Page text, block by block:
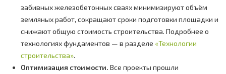
забивных железобетонных сваях минимизируют объём
земляных работ, сокращают сроки подготовки площадки и
снижают общую стоимость строительства. Подробнее о
технологиях фундаментов — в разделе «Технологии
строительства».
Оптимизация стоимости. Все проекты прошли